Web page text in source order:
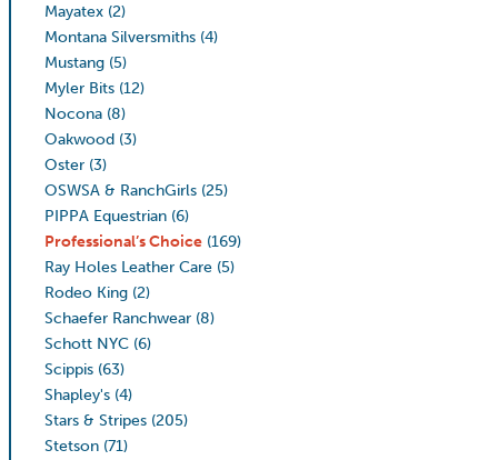
Mayatex (2)
Montana Silversmiths (4)
Mustang (5)
Myler Bits (12)
Nocona (8)
Oakwood (3)
Oster (3)
OSWSA & RanchGirls (25)
PIPPA Equestrian (6)
Professional’s Choice (169)
Ray Holes Leather Care (5)
Rodeo King (2)
Schaefer Ranchwear (8)
Schott NYC (6)
Scippis (63)
Shapley's (4)
Stars & Stripes (205)
Stetson (71)